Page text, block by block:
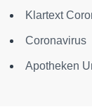
Klartext
Coronavirus
Apotheken